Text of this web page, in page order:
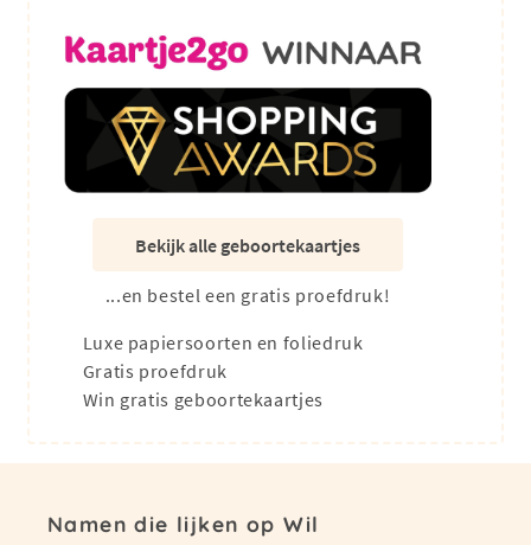
Bekijk alle geboortekaartjes
...en bestel een gratis proefdruk!
Luxe papiersoorten en foliedruk
Gratis proefdruk
Win gratis geboortekaartjes
Namen die lijken op Wil